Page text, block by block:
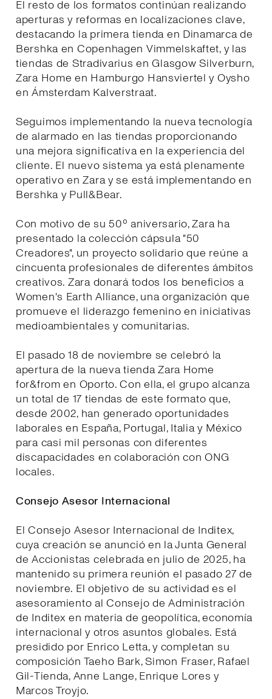
El resto de los formatos continúan realizando
aperturas y reformas en localizaciones clave,
destacando la primera tienda en Dinamarca de
Bershka en Copenhagen Vimmelskaftet, y las
tiendas de Stradivarius en Glasgow Silverburn,
Zara Home en Hamburgo Hansviertel y Oysho
en Ámsterdam Kalverstraat.
Seguimos implementando la nueva tecnología
de alarmado en las tiendas proporcionando
una mejora significativa en la experiencia del
cliente. El nuevo sistema ya está plenamente
operativo en Zara y se está implementando en
Bershka y Pull&Bear.
Con motivo de su 50º aniversario, Zara ha
presentado la colección cápsula "50
Creadores", un proyecto solidario que reúne a
cincuenta profesionales de diferentes ámbitos
creativos. Zara donará todos los beneficios a
Women's Earth Alliance, una organización que
promueve el liderazgo femenino en iniciativas
medioambientales y comunitarias.
El pasado 18 de noviembre se celebró la
apertura de la nueva tienda Zara Home
for&from en Oporto. Con ella, el grupo alcanza
un total de 17 tiendas de este formato que,
desde 2002, han generado oportunidades
laborales en España, Portugal, Italia y México
para casi mil personas con diferentes
discapacidades en colaboración con ONG
locales.
Consejo Asesor Internacional
El Consejo Asesor Internacional de Inditex,
cuya creación se anunció en la Junta General
de Accionistas celebrada en julio de 2025, ha
mantenido su primera reunión el pasado 27 de
noviembre. El objetivo de su actividad es el
asesoramiento al Consejo de Administración
de Inditex en materia de geopolítica, economía
internacional y otros asuntos globales. Está
presidido por Enrico Letta, y completan su
composición Taeho Bark, Simon Fraser, Rafael
Gil-Tienda, Anne Lange, Enrique Lores y
Marcos Troyjo.